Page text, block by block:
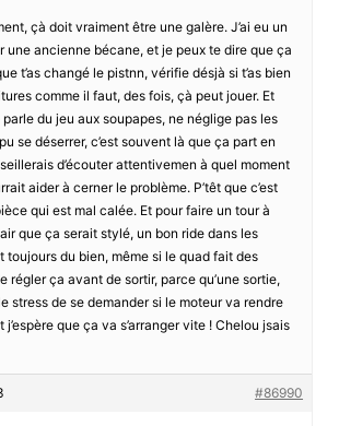
çà doit vraiment être une galère. J’ai eu un
une ancienne bécane, et je peux te dire que ça
t’as changé le pistnn, vérifie désjà si t’as bien
comme il faut, des fois, çà peut jouer. Et
du jeu aux soupapes, ne néglige pas les
se déserrer, c’est souvent là que ça part en
d’écouter attentivemen à quel moment
aider à cerner le problème. P’têt que c’est
qui est mal calée. Et pour faire un tour à
que ça serait stylé, un bon ride dans les
toujours du bien, même si le quad fait des
régler ça avant de sortir, parce qu’une sortie,
stress de se demander si le moteur va rendre
j’espère que ça va s’arranger vite ! Chelou jsais
#86990